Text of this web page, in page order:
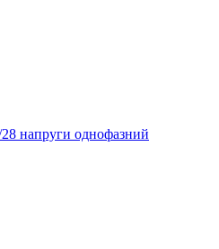
напруги однофазний